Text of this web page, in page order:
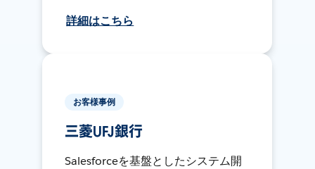
詳細はこちら
お客様事例
三菱UFJ銀行
Salesforceを基盤としたシステム開